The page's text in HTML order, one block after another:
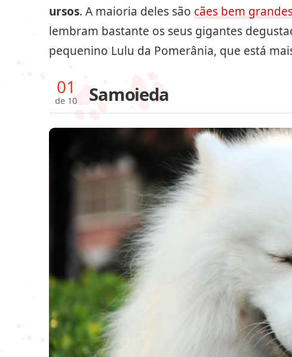
ursos. A maioria deles são cães bem
lembram bastante os seus gigantes
pequenino Lulu da Pomerânia, que está
01
de 10 Samoieda